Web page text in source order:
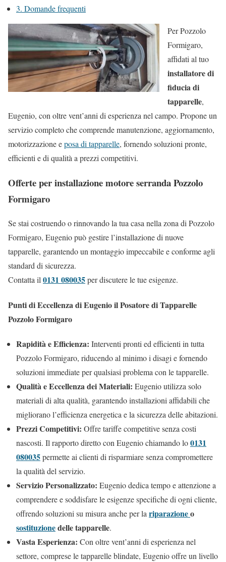
3. Domande frequenti
Per Pozzolo
Formigaro,
affidati al tuo
installatore di
fiducia di
tapparelle,
Eugenio, con oltre vent’anni di esperienza nel campo. Propone un
servizio completo che comprende manutenzione, aggiornamento,
motorizzazione eposa di tapparelle, fornendo soluzioni pronte,
efficienti e di qualità a prezzi competitivi.
Offerte per installazione motore serranda Pozzolo
Formigaro
Se stai costruendo o rinnovando la tua casa nella zona di Pozzolo
Formigaro, Eugenio può gestire l’installazione di nuove
tapparelle, garantendo un montaggio impeccabile e conforme agli
standard di sicurezza.
Contatta il0131 080035per discutere le tue esigenze.
Punti di Eccellenza di Eugenio il Posatore di Tapparelle
Pozzolo Formigaro
Rapidità e Efficienza: Interventi pronti ed efficienti in tutta
Pozzolo Formigaro, riducendo al minimo i disagi e fornendo
soluzioni immediate per qualsiasi problema con le tapparelle.
Qualità e Eccellenza dei Materiali: Eugenio utilizza solo
materiali di alta qualità, garantendo installazioni affidabili che
migliorano l’efficienza energetica e la sicurezza delle abitazioni.
Prezzi Competitivi: Offre tariffe competitive senza costi
nascosti. Il rapporto diretto con Eugenio chiamando lo0131
080035permette ai clienti di risparmiare senza compromettere
la qualità del servizio.
Servizio Personalizzato: Eugenio dedica tempo e attenzione a
comprendere e soddisfare le esigenze specifiche di ogni cliente,
offrendo soluzioni su misura anche per la riparazioneo
sostituzionedelle tapparelle.
Vasta Esperienza: Con oltre vent’anni di esperienza nel
settore, comprese le tapparelle blindate, Eugenio offre un livello